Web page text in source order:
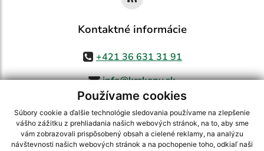
Používame cookies
Súbory cookie a ďalšie technológie sledovania používame na zlepšenie
vášho zážitku z prehliadania našich webových stránok, na to, aby sme
vám zobrazovali prispôsobený obsah a cielené reklamy, na analýzu
návštevnosti našich webových stránok a na pochopenie toho, odkiaľ naši
Kontaktné informácie
+421 36 631 31 91
info@krskany.sk
využite možnosť získavania aktuálnych informácií s využitím RSS
CMS systém (redakčný) systém ECHELON 2,Mapa stránok,web portál